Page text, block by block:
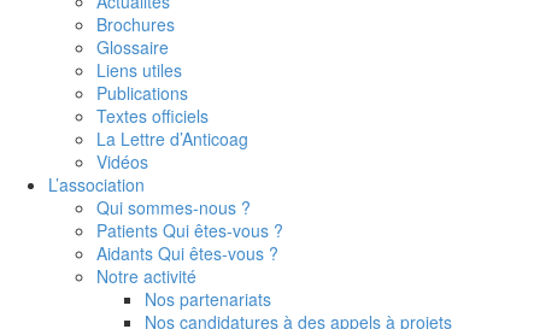
Brochures
Glossaire
Liens utiles
Publications
Textes officiels
La Lettre d’Anticoag
Vidéos
L’association
Qui sommes-nous ?
Patients Qui êtes-vous ?
Aidants Qui êtes-vous ?
Notre activité
Nos partenariats
Nos candidatures à des appels à projets